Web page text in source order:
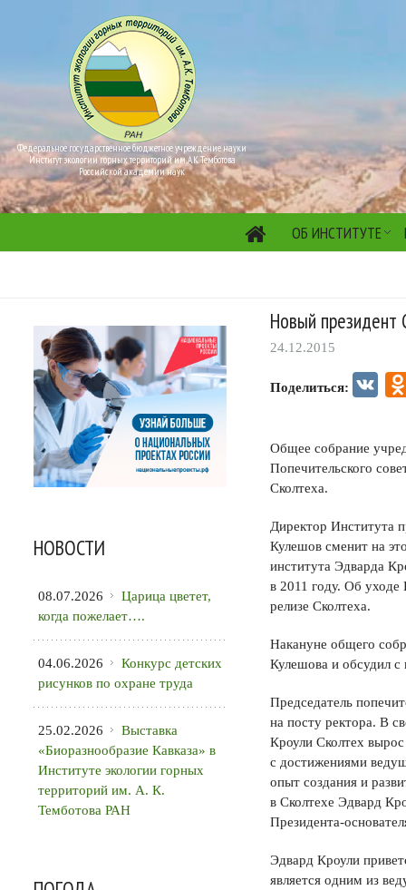
Федеральное государственное бюджетное учреждение науки
Институт экологии горных территорий им. А.К. Темботова
Российской академии наук
ОБ ИНСТИТУТЕ
Новый президент
24.12.2015
Поделиться: VK
Общее собрание
Попечительского
Сколтеха.
Директор Института
Кулешов сменит на
института Эдварда
в 2011 году. Об уходе
релизе Сколтеха.
Накануне общего
Кулешова и обсудил с
Председатель
на посту ректора. В
Кроули Сколтех
с достижениями
опыт создания и
в Сколтехе Эдвард
Президента-
Эдвард Кроули
является одним из
НОВОСТИ
08.07.2026
Царица цветет,
когда пожелает….
04.06.2026
Конкурс детских
рисунков по охране труда
25.02.2026
Выставка
«Биоразнообразие Кавказа» в
Институте экологии горных
территорий им. А. К.
Темботова РАН